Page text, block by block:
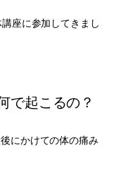
座に参加してきまし
で起こるの？
にかけての体の痛み